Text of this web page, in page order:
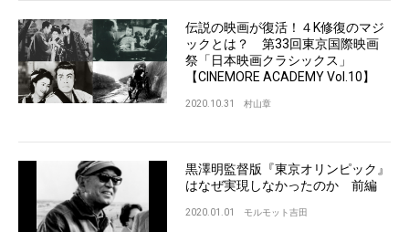
伝説の映画が復活！４K修復のマジ
ックとは？ 第33回東京国際映画
祭「日本映画クラシックス」
【CINEMORE ACADEMY Vol.10】
2020.10.31 村山章
黒澤明監督版『東京オリンピック』
はなぜ実現しなかったのか 前編
2020.01.01 モルモット吉田